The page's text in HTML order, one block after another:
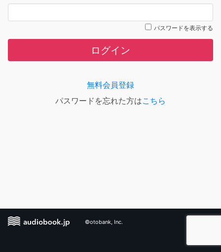
パスワードを表示する
ログイン
無料会員登録
パスワードを忘れた方はこちら
©otobank, Inc.